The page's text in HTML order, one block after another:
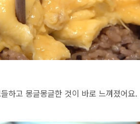
하고 몽글몽글한 것이 바로 느껴졌어요.